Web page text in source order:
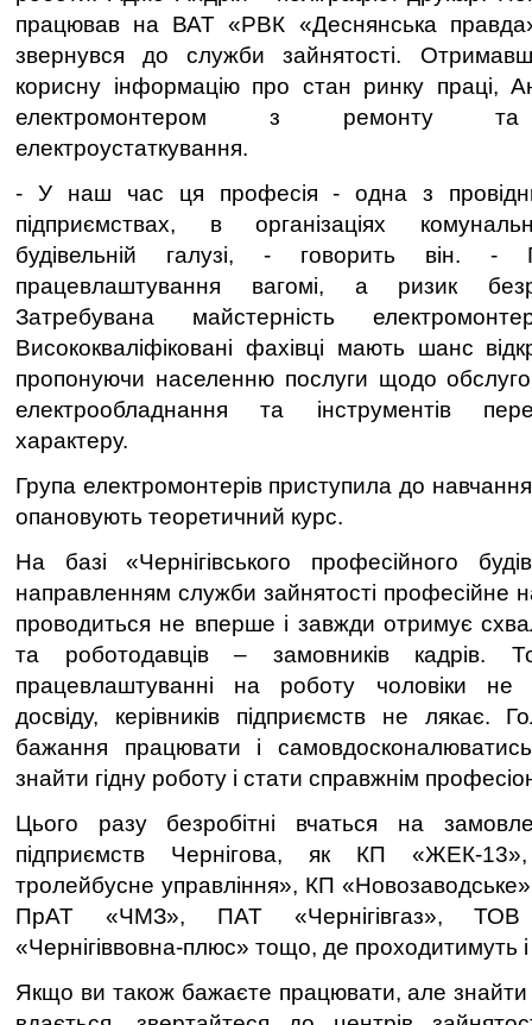
працював на ВАТ «РВК «Деснянська
звернувся до служби зайнятості.
корисну інформацію про стан ринку праці,
електромонтером з ремонту та
електроустаткування.
- У наш час ця професія - одна з
підприємствах, в організаціях
будівельній галузі, - говорить він. -
працевлаштування вагомі, а ризик
Затребувана майстерність
Висококваліфіковані фахівці мають шанс
пропонуючи населенню послуги щодо
електрообладнання та інструментів
характеру.
Група електромонтерів приступила до
опановують теоретичний курс.
На базі «Чернігівського професійного
направленням служби зайнятості професійне
проводиться не вперше і завжди отримує
та роботодавців – замовників
працевлаштуванні на роботу чоловіки не
досвіду, керівників підприємств не
бажання працювати і
знайти гідну роботу і стати справжнім
Цього разу безробітні вчаться на
підприємств Чернігова, як КП «ЖЕК-13»,
тролейбусне управління», КП
ПрАТ «ЧМЗ», ПАТ «Чернігівгаз»,
«Чернігіввовна-плюс» тощо, де проходитимуть
Якщо ви також бажаєте працювати, але